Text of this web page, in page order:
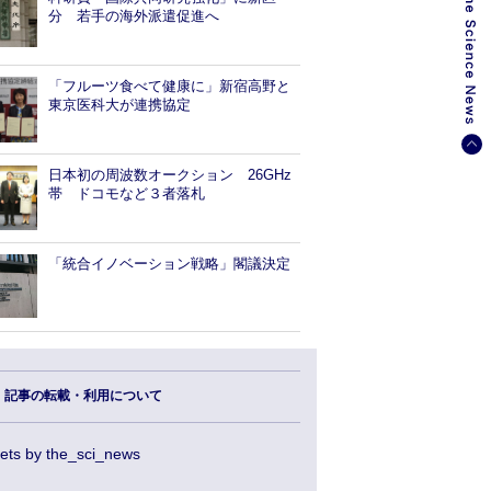
分 若手の海外派遣促進へ
「フルーツ食べて健康に」新宿高野と
東京医科大が連携協定
日本初の周波数オークション 26GHz
帯 ドコモなど３者落札
「統合イノベーション戦略」閣議決定
記事の転載・利用について
by the_sci_news